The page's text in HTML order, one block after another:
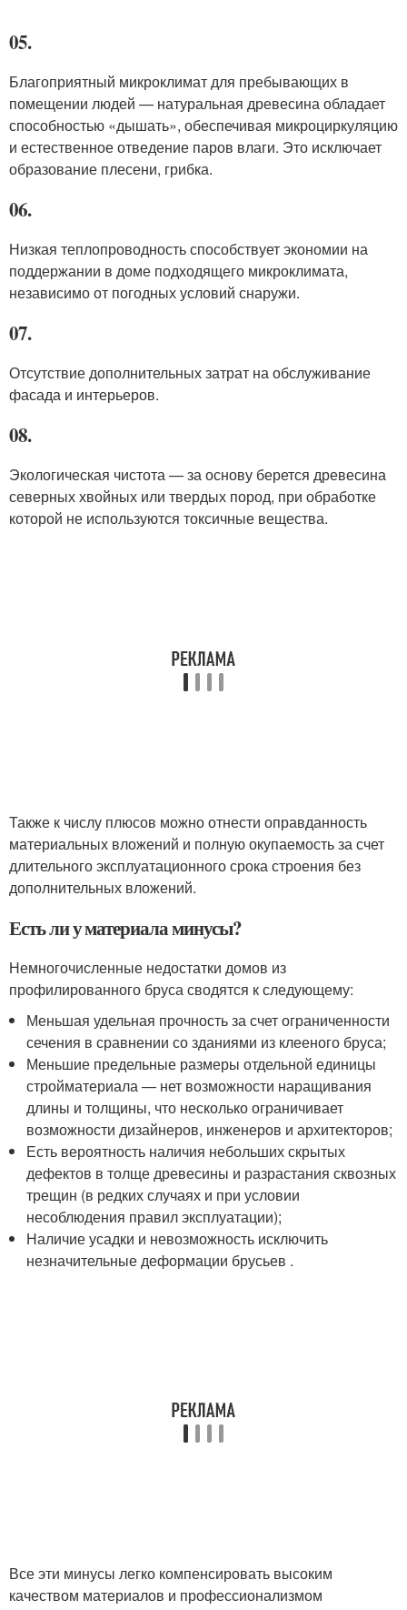
05.
Благоприятный микроклимат для пребывающих в
помещении людей — натуральная древесина обладает
способностью «дышать», обеспечивая микроциркуляцию
и естественное отведение паров влаги. Это исключает
образование плесени, грибка.
06.
Низкая теплопроводность способствует экономии на
поддержании в доме подходящего микроклимата,
независимо от погодных условий снаружи.
07.
Отсутствие дополнительных затрат на обслуживание
фасада и интерьеров.
08.
Экологическая чистота — за основу берется древесина
северных хвойных или твердых пород, при обработке
которой не используются токсичные вещества.
Также к числу плюсов можно отнести оправданность
материальных вложений и полную окупаемость за счет
длительного эксплуатационного срока строения без
дополнительных вложений.
Есть ли у материала минусы?
Немногочисленные недостатки домов из
профилированного бруса сводятся к следующему:
Меньшая удельная прочность за счет ограниченности
сечения в сравнении со зданиями из клееного бруса;
Меньшие предельные размеры отдельной единицы
стройматериала — нет возможности наращивания
длины и толщины, что несколько ограничивает
возможности дизайнеров, инженеров и архитекторов;
Есть вероятность наличия небольших скрытых
дефектов в толще древесины и разрастания сквозных
трещин (в редких случаях и при условии
несоблюдения правил эксплуатации);
Наличие усадки и невозможность исключить
незначительные деформации брусьев .
Все эти минусы легко компенсировать высоким
качеством материалов и профессионализмом